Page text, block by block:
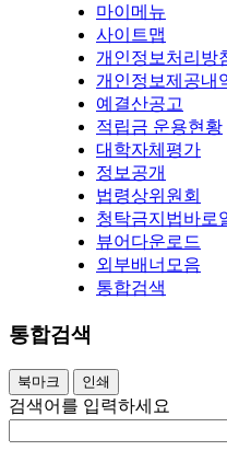
마이메뉴
사이트맵
개인정보처리방
개인정보제공내
예결산공고
적립금 운용현황
대학자체평가
정보공개
법령상위원회
청탁금지법바로
뷰어다운로드
외부배너모음
통합검색
통합검색
북마크 인쇄
검색어를 입력하세요